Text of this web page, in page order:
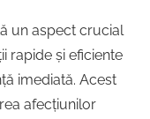
un aspect crucial
rapide și eficiente
imediată. Acest
afecțiunilor